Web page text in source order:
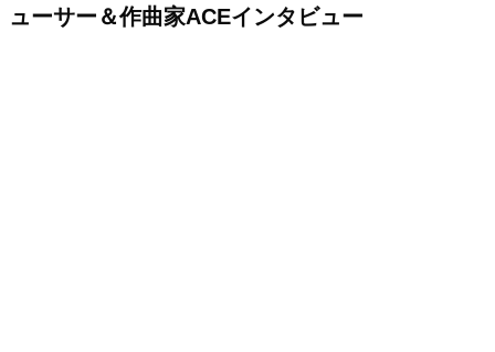
ューサー＆作曲家ACEインタビュー